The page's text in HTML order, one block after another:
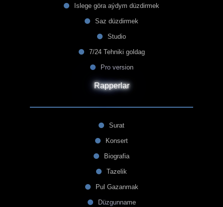
Islege göra aýdym düzdirmek
Saz düzdirmek
Studio
7/24 Tehniki goldag
Pro version
Rapperlar
Surat
Konsert
Biografia
Tazelik
Pul Gazanmak
Düzgunname